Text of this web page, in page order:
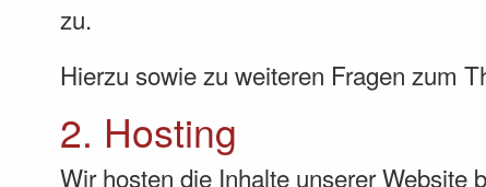
zu.
Hierzu sowie zu weiteren Fragen zum
2. Hosting
Wir hosten die Inhalte unserer Website